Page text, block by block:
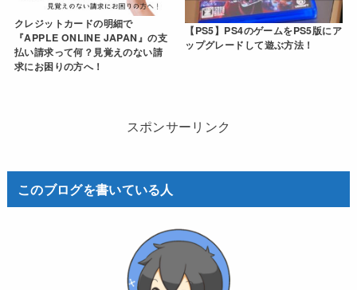
クレジットカードの明細で
『APPLE ONLINE JAPAN』の支
払い請求って何？見覚えのない請
求にお困りの方へ！
【PS5】PS4のゲームをPS5版にア
ップグレードして遊ぶ方法！
スポンサーリンク
このブログを書いている人